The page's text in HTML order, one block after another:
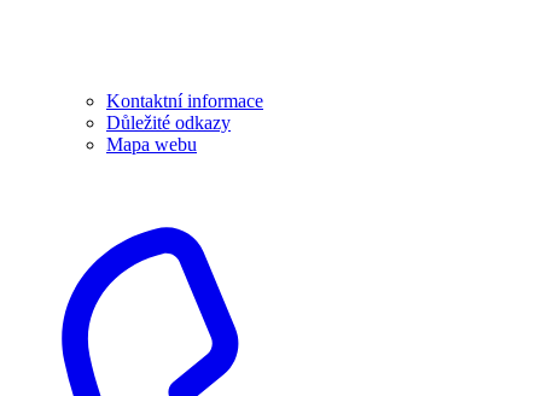
Kontaktní informace
Důležité odkazy
Mapa webu